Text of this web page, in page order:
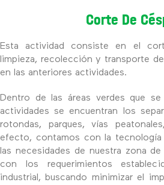
Corte De
Esta actividad consiste en el
limpieza, recolección y transporte
en las anteriores actividades.
Dentro de las áreas verdes que
actividades se encuentran los
rotondas, parques, vías
efecto, contamos con la tecnología
las necesidades de nuestra zona
con los requerimientos
industrial, buscando minimizar el